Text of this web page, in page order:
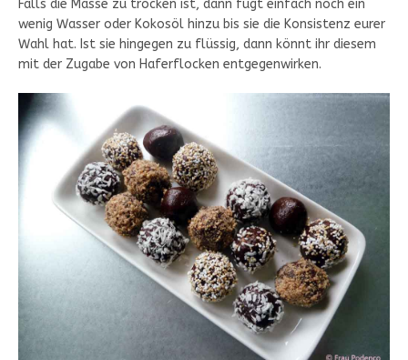
Falls die Masse zu trocken ist, dann fügt einfach noch ein
wenig Wasser oder Kokosöl hinzu bis sie die Konsistenz eurer
Wahl hat. Ist sie hingegen zu flüssig, dann könnt ihr diesem
mit der Zugabe von Haferflocken entgegenwirken.